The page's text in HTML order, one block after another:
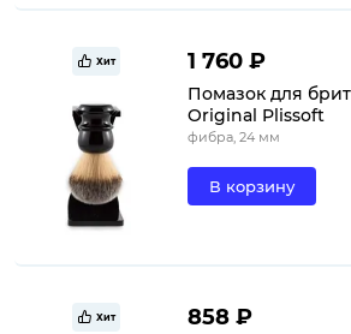
Хит 1 760 ₽
Помазок для
Original Plissoft
фибра, 24 мм
В корзину
Хит 858 ₽